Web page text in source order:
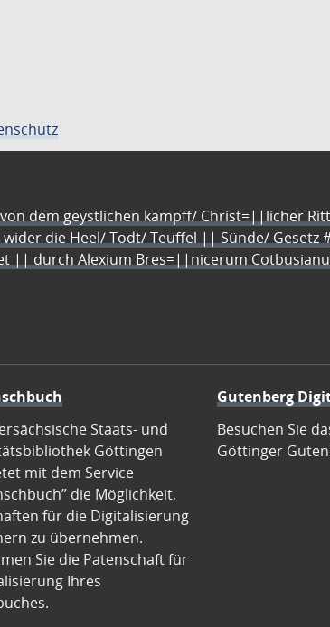
dem geystlichen kampff/ Christ=||licher
die Heel/ Todt/ Teuffel || Sünde/
|| durch Alexium Bres=||nicerum
Staats- und
Göttingen
mit dem Service
die Möglichkeit,
für die Digitalisierung
zu übernehmen.
Sie die Patenschaft für
Ihres
Gutenberg
Besuchen Sie
Göttinger